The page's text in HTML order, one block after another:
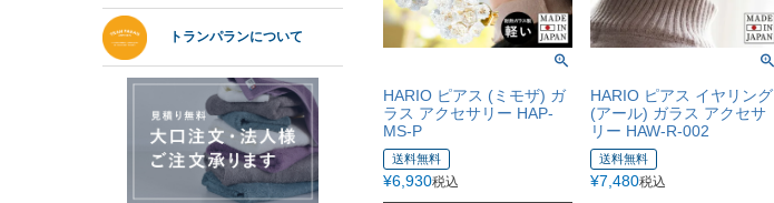
トランパランについて
HARIO ピアス (ミモザ) ガ
ラス アクセサリー HAP-
MS-P
送料無料
¥6,930税込
HARIO ピアス イヤリング
(アール) ガラス アクセサ
リー HAW-R-002
送料無料
¥7,480税込